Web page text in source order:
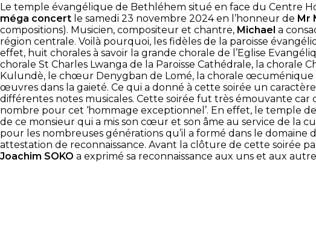
Le temple évangélique de Bethléhem situé en face du Centre
méga concert le samedi 23 novembre 2024 en l’honneur de Mr
compositions). Musicien, compositeur et chantre, Michael a
région centrale. Voilà pourquoi, les fidèles de la paroisse
effet, huit chorales à savoir la grande chorale de l’Eglise
chorale St Charles Lwanga de la Paroisse Cathédrale, la chorale
Kulundè, le chœur Denygban de Lomé, la chorale œcuménique
œuvres dans la gaieté. Ce qui a donné à cette soirée un
différentes notes musicales. Cette soirée fut très émouvante
nombre pour cet ‘hommage exceptionnel’. En effet, le temple
de ce monsieur qui a mis son cœur et son âme au service de la
pour les nombreuses générations qu’il a formé dans le
attestation de reconnaissance. Avant la clôture de cette soirée
Joachim SOKO a exprimé sa reconnaissance aux uns et aux